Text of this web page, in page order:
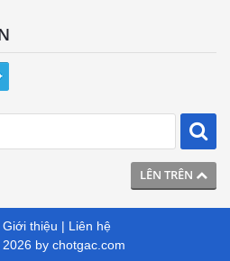
LÊN TRÊN
Giới thiệu | Liên hệ
by chotgac.com